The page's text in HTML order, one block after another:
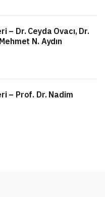
– Dr. Ceyda Ovacı, Dr.
N. Aydın
– Prof. Dr. Nadim